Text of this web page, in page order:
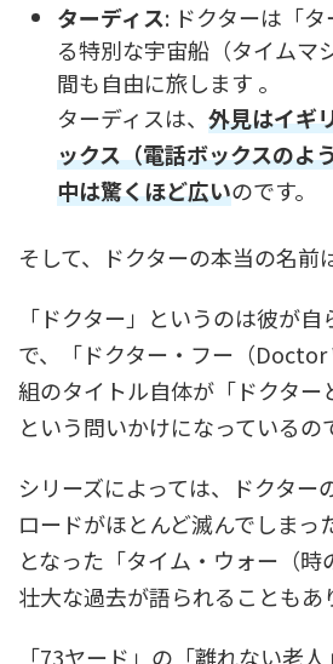
ターディス: ドクターは「
る特別な宇宙船（タイムマ
間も自由に旅します 。
ターディスは、 外見はイギ
ックス（電話ボックスのよ
中は驚くほど広いのです。
そして、ドクターの本当の名前
「ドクター」というのは彼が
で、「ドクター・フー（
組のタイトル自体が「ドクター
という問いかけになっているの
シリーズによっては、ドクター
ロードがほとんど滅んでしまっ
となった「タイム・ウォー（
壮大な過去が語られることもあ
「73ヤード」の「離れない老